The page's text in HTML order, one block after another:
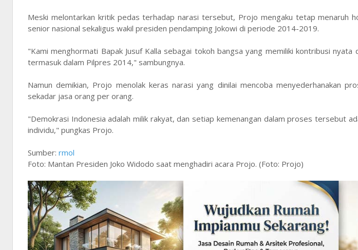
Meski melontarkan kritik pedas terhadap narasi tersebut, Projo mengaku tetap menaruh
senior nasional sekaligus wakil presiden pendamping Jokowi di periode 2014-2019.
"Kami menghormati Bapak Jusuf Kalla sebagai tokoh bangsa yang memiliki kontribusi nyata
termasuk dalam Pilpres 2014," sambungnya.
Namun demikian, Projo menolak keras narasi yang dinilai mencoba menyederhanakan
sekadar jasa orang per orang.
"Demokrasi Indonesia adalah milik rakyat, dan setiap kemenangan dalam proses tersebut
individu," pungkas Projo.
Sumber: rmol
Foto: Mantan Presiden Joko Widodo saat menghadiri acara Projo. (Foto: Projo)